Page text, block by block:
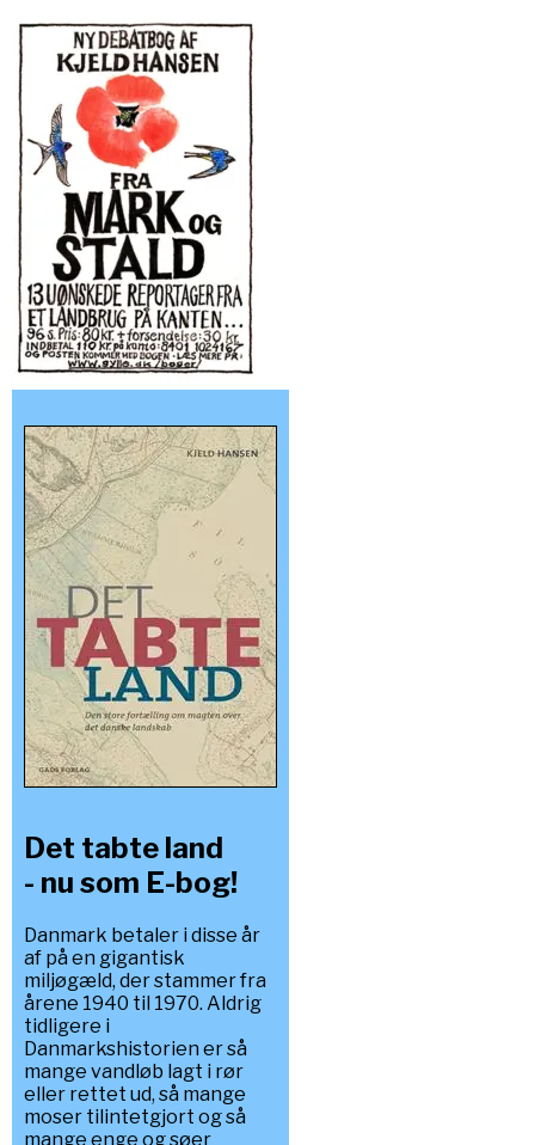
Det tabte land
- nu som E-bog!
Danmark betaler i disse år
af på en gigantisk
miljøgæld, der stammer fra
årene 1940 til 1970. Aldrig
tidligere i
Danmarkshistorien er så
mange vandløb lagt i rør
eller rettet ud, så mange
moser tilintetgjort og så
mange enge og søer